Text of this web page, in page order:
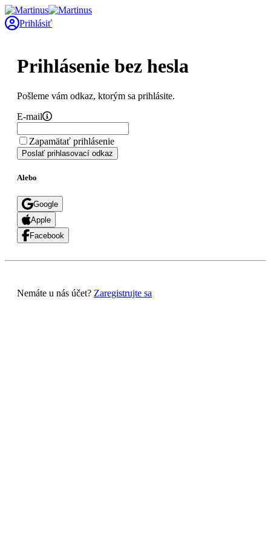
Prihlásiť
Prihlásenie bez hesla
Pošleme vám odkaz, ktorým sa prihlásite.
E-mail
Zapamätať prihlásenie
Poslať prihlasovací odkaz
Alebo
Google
Apple
Facebook
Nemáte u nás účet? Zaregistrujte sa